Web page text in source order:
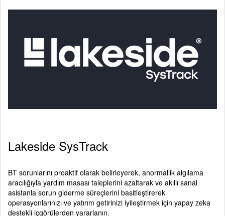
Lakeside SysTrack
BT sorunlarını proaktif olarak belirleyerek, anormallik algılama
aracılığıyla yardım masası taleplerini azaltarak ve akıllı sanal
asistanla sorun giderme süreçlerini basitleştirerek
operasyonlarınızı ve yatırım getirinizi iyileştirmek için yapay zeka
destekli içgörülerden yararlanın.